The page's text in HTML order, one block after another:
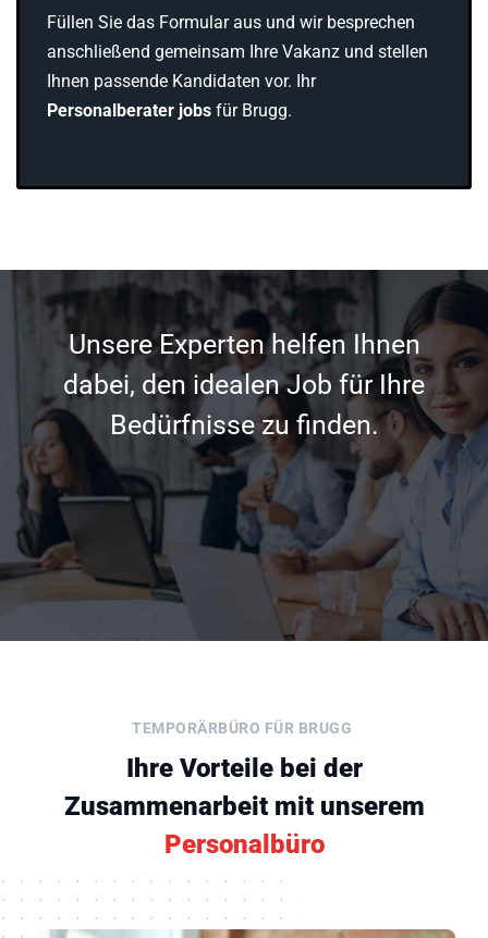
Füllen Sie das Formular aus und wir besprechen
anschließend gemeinsam Ihre Vakanz und stellen
Ihnen passende Kandidaten vor. Ihr
Personalberater jobs für Brugg.
Unsere Experten helfen Ihnen
dabei, den idealen Job für Ihre
Bedürfnisse zu finden.
TEMPORÄRBÜRO FÜR BRUGG
Ihre Vorteile bei der
Zusammenarbeit mit unserem
Personalbüro